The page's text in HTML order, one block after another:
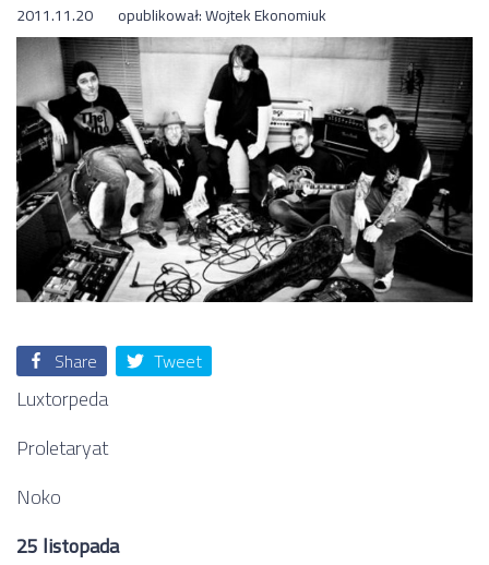
2011.11.20 opublikował:Wojtek Ekonomiuk
Share Tweet
Luxtorpeda
Proletaryat
Noko
25 listopada